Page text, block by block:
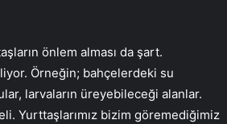
önlem alması da şart.
Örneğin; bahçelerdeki su
larvaların üreyebileceği alanlar.
Yurttaşlarımız bizim göremediğimiz